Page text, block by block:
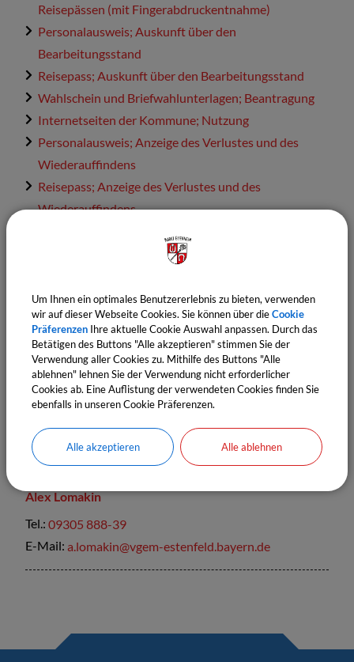
Reisepässen (mit Fingerabdruckentnahme)
Personalausweis; Auskunft über den
Bearbeitungsstand
Reisepass; Auskunft über den Bearbeitungsstand
Wahlschein und Briefwahlunterlagen; Beantragung
Internetseiten der Kommune; Nutzung
Personalausweis; Anzeige des Verlustes und des
Wiederauffindens
Reisepass; Anzeige des Verlustes und des
Wiederauffindens
Gewerbezentralregisterauszug; Beantragung
Elektronische Kommunikation mit Kommunen;
Übermittlung von Nachrichten und Dokumenten
eID-Karte; Beantragung
Verwaltung Grillplatz
Bearbeitung Fahrerlaubnisanträge
Telefonzentrale
AlexLomakin
Tel.: 09305 888-39
E-Mail: a.lomakin@vgem-estenfeld.bayern.de
Um Ihnen ein optimales Benutzererlebnis zu bieten, verwenden
wir auf dieser Webseite Cookies. Sie können über dieCookie
Präferenzen Ihre aktuelle Cookie Auswahl anpassen. Durch das
Betätigen des Buttons "Alle akzeptieren" stimmen Sie der
Verwendung aller Cookies zu. Mithilfe des Buttons "Alle
ablehnen" lehnen Sie der Verwendung nicht erforderlicher
Cookies ab. Eine Auflistung der verwendeten Cookies finden Sie
ebenfalls in unseren Cookie Präferenzen.
Alle akzeptieren Alle ablehnen